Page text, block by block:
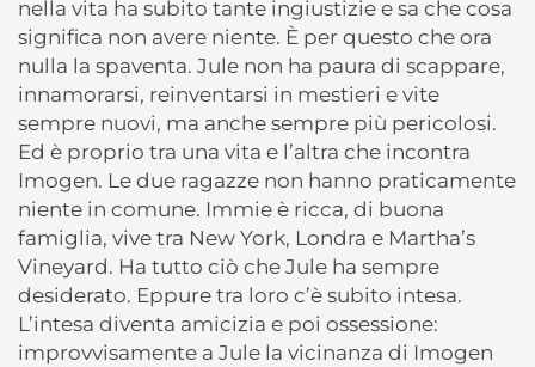
nella vita ha subito tante ingiustizie e sa che cosa
significa non avere niente. È per questo che ora
nulla la spaventa. Jule non ha paura di scappare,
innamorarsi, reinventarsi in mestieri e vite
sempre nuovi, ma anche sempre più pericolosi.
Ed è proprio tra una vita e l’altra che incontra
Imogen. Le due ragazze non hanno praticamente
niente in comune. Immie è ricca, di buona
famiglia, vive tra New York, Londra e Martha’s
Vineyard. Ha tutto ciò che Jule ha sempre
desiderato. Eppure tra loro c’è subito intesa.
L’intesa diventa amicizia e poi ossessione:
improvvisamente a Jule la vicinanza di Imogen